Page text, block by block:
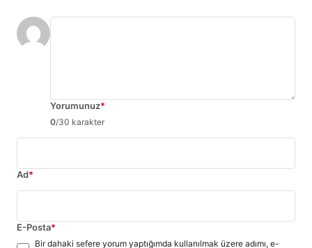
Yorumunuz*
0/30 karakter
Ad*
E-Posta*
Bir dahaki sefere yorum yaptığımda kullanılmak üzere adımı, e-